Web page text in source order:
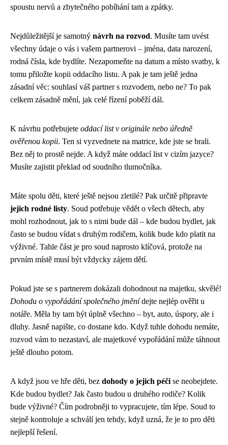
spoustu nervů a zbytečného pobíhání tam a zpátky.
Nejdůležitější je samotný návrh na rozvod. Musíte tam uvést
všechny údaje o vás i vašem partnerovi – jména, data narození,
rodná čísla, kde bydlíte. Nezapomeňte na datum a místo svatby, k
tomu přiložte kopii oddacího listu. A pak je tam ještě jedna
zásadní věc: souhlasí váš partner s rozvodem, nebo ne? To pak
celkem zásadně mění, jak celé řízení poběží dál.
K návrhu potřebujete oddací list v originále nebo úředně
ověřenou kopii. Ten si vyzvednete na matrice, kde jste se brali.
Bez něj to prostě nejde. A když máte oddací list v cizím jazyce?
Musíte zajistit překlad od soudního tlumočníka.
Máte spolu děti, které ještě nejsou zletilé? Pak určitě připravte
jejich rodné listy. Soud potřebuje vědět o všech dětech, aby
mohl rozhodnout, jak to s nimi bude dál – kde budou bydlet, jak
často se budou vídat s druhým rodičem, kolik bude kdo platit na
výživné. Tahle část je pro soud naprosto klíčová, protože na
prvním místě musí být vždycky zájem dětí.
Pokud jste se s partnerem dokázali dohodnout na majetku, skvělé!
Dohodu o vypořádání společného jměnídejte nejlép ověřit u
notáře. Měla by tam být úplně všechno – byt, auto, úspory, ale i
dluhy. Jasně napište, co dostane kdo. Když tuhle dohodu nemáte,
rozvod vám to nezastaví, ale majetkové vypořádání může táhnout
ještě dlouho potom.
A když jsou ve hře děti, bez dohody o jejich péči se neobejdete.
Kde budou bydlet? Jak často budou u druhého rodiče? Kolik
bude výživné? Čím podrobněji to vypracujete, tím lépe. Soud to
stejně kontroluje a schválí jen tehdy, když uzná, že je to pro děti
nejlepší řešení.